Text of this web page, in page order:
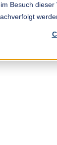
Besuch